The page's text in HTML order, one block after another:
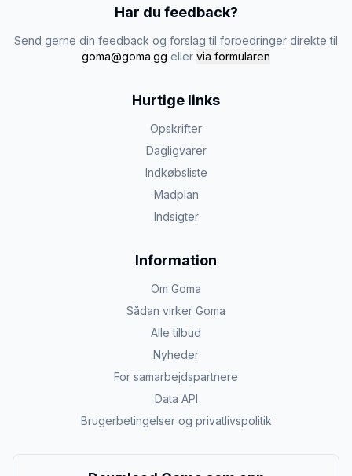
Har du feedback?
Send gerne din feedback og forslag til forbedringer direkte til
goma@goma.gg eller via formularen
Hurtige links
Opskrifter
Dagligvarer
Indkøbsliste
Madplan
Indsigter
Information
Om Goma
Sådan virker Goma
Alle tilbud
Nyheder
For samarbejdspartnere
Data API
Brugerbetingelser og privatlivspolitik